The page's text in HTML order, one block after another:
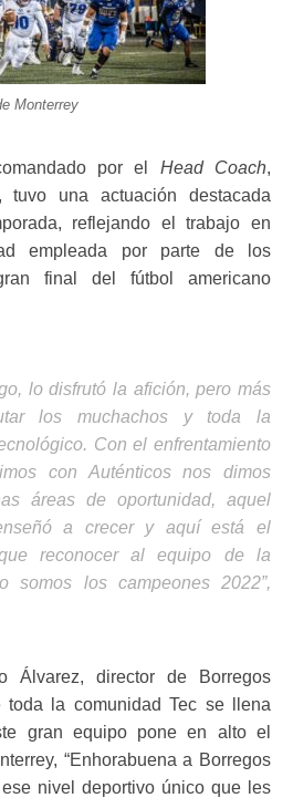
Monterrey
por el Head Coach,
tuvo una actuación destacada
reflejando el trabajo en
empleada por parte de los
final del fútbol americano
lo disfrutó la afición, pero más
los muchachos y toda la
Con el enfrentamiento
con Auténticos nos dimos
áreas de oportunidad, aquel
a crecer y aquí está el
reconocer al equipo de la
somos los campeones 2022”,
Álvarez, director de Borregos
toda la comunidad Tec se llena
gran equipo pone en alto el
“Enhorabuena a Borregos
nivel deportivo único que les